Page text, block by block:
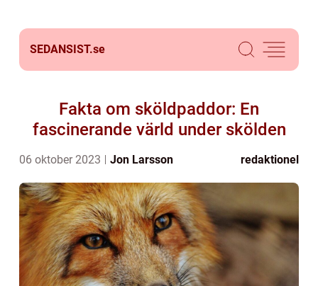
SEDANSIST.se
Fakta om sköldpaddor: En
fascinerande värld under skölden
06 oktober 2023 Jon Larsson redaktionel